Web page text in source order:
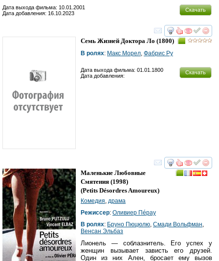
Скачать
Дата выхода фильма: 10.01.2001
Дата добавления: 16.10.2023
смотреть
Семь Жизней Доктора Ло (1800)
В ролях: Макс Морел, Фабрис Ру
Скачать
Дата выхода фильма: 01.01.1800
Дата добавления:
смотреть
Маленькие Любовные
Смятения (1998)
(Petits Désordres Amoureux)
Комедия, драма
Режиссер: Оливиер Пéраy
В ролях: Бруно Пюцюлю, Смади Вольфман,
Венсан Эльбаз
Лионель — соблазнитель. Его успех у
женщин вызывает зависть его друзей.
Один из них Ален, бросает ему вызов